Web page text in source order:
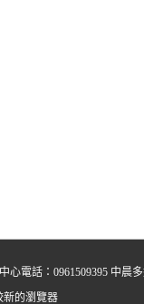
電話：0961509395 中晨
新的瀏覽器